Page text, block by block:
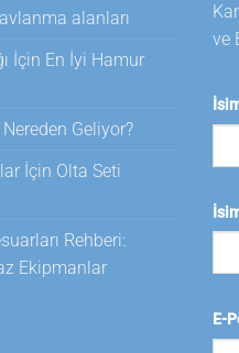
alanları
İçin En İyi Hamur
Geliyor?
İçin Olta Seti
Rehberi:
Ekipmanlar
ve
E-